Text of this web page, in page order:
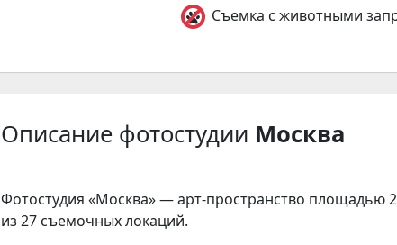
Съемка с животными
Описание фотостудии Москва
Фотостудия «Москва» —арт-пространство площадью 2
из 27 съемочных локаций.